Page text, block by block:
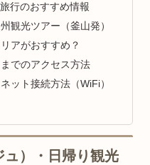
行のおすすめ情報
観光ツアー（釜山発）
アがおすすめ？
でのアクセス方法
ット接続方法（WiFi）
）・日帰り観光